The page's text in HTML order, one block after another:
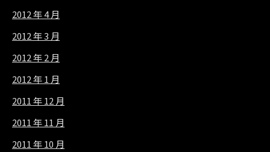
2012 年 4 月
2012 年 3 月
2012 年 2 月
2012 年 1 月
2011 年 12 月
2011 年 11 月
2011 年 10 月